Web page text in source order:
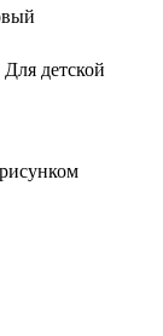
детской